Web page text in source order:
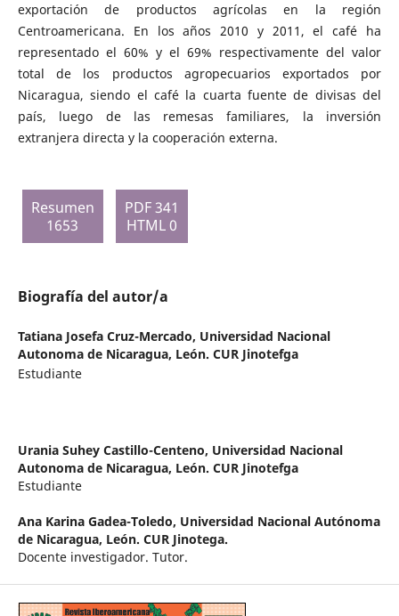
exportación de productos agrícolas en la región
Centroamericana. En los años 2010 y 2011, el café ha
representado el 60% y el 69% respectivamente del valor
total de los productos agropecuarios exportados por
Nicaragua, siendo el café la cuarta fuente de divisas del
país, luego de las remesas familiares, la inversión
extranjera directa y la cooperación externa.
Resumen
1653
PDF 341
HTML 0
Biografía del autor/a
Tatiana Josefa Cruz-Mercado, Universidad Nacional
Autonoma de Nicaragua, León. CUR Jinotefga
Estudiante
Urania Suhey Castillo-Centeno, Universidad Nacional
Autonoma de Nicaragua, León. CUR Jinotefga
Estudiante
Ana Karina Gadea-Toledo, Universidad Nacional Autónoma
de Nicaragua, León. CUR Jinotega.
Docente investigador. Tutor.